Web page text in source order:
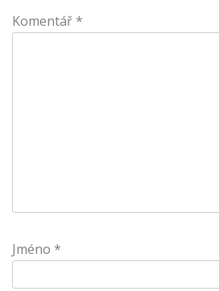
Komentář *
Jméno *